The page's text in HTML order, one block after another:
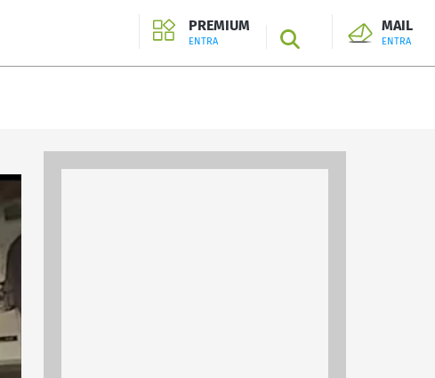
PREMIUM
ENTRA SEARCH
MAIL
ENTRA